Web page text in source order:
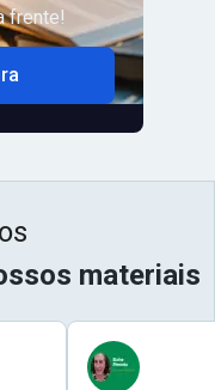
frente!
materiais